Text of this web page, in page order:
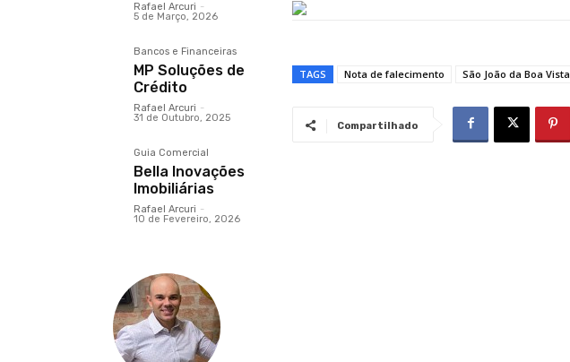
Rafael Arcuri -
5 de Março, 2026
Bancos e Financeiras
MP Soluções de
Crédito
Rafael Arcuri -
31 de Outubro, 2025
Guia Comercial
Bella Inovações
Imobiliárias
Rafael Arcuri -
10 de Fevereiro, 2026
TAGS Nota de falecimento São João da Boa Vista
Compartilhado